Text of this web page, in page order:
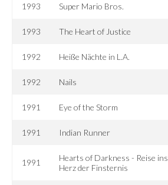
1993 Super Mario Bros.
1993 The Heart of Justice
1992 Heiße Nächte in L.A.
1992 Nails
1991 Eye of the Storm
1991 Indian Runner
1991
Hearts of Darkness - Reise ins
Herz der Finsternis